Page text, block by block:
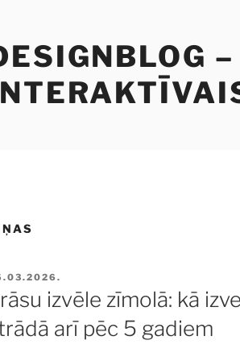
izvēle zīmolā: kā
arī pēc 5 gadiem